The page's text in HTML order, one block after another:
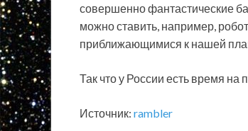
совершенно фантастические
можно ставить, например,
приближающимися к нашей
Так что у России есть время на
Источник: rambler